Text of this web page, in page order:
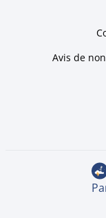
Avis de